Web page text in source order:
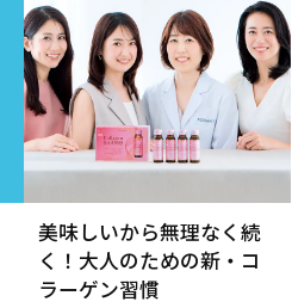
美味しいから無理なく続
く！大人のための新・コ
ラーゲン習慣